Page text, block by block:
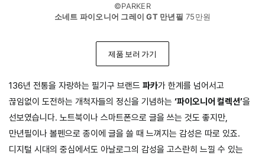
©PARKER
소네트 파이오니어 그레이 GT 만년필 75만원
제품 보러 가기
136년 전통을 자랑하는 필기구 브랜드 파카가 한계를 넘어서고
끊임없이 도전하는 개척자들의 정신을 기념하는 ‘파이오니어 컬렉션’을
선보였습니다. 노트북이나 스마트폰으로 글을 쓰는 것도 좋지만,
만년필이나 볼펜으로 종이에 글을 쓸 때 느껴지는 감성은 따로 있죠.
디지털 시대의 중심에서도 아날로그의 감성을 고스란히 느낄 수 있는